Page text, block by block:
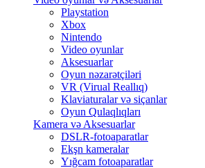
Playstation
Xbox
Nintendo
Video oyunlar
Aksesuarlar
Oyun nəzarətçiləri
VR (Virual Reallıq)
Klaviaturalar və siçanlar
Oyun Qulaqlıqları
Kamera və Aksesuarlar
DSLR-fotoaparatlar
Ekşn kameralar
Yığcam fotoaparatlar